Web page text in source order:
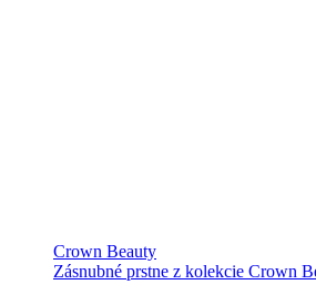
Crown Beauty
Zásnubné prstne z kolekcie Crown